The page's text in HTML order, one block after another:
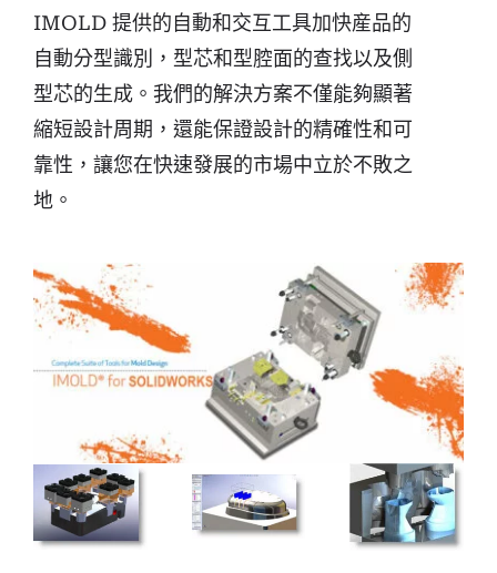
IMOLD 提供的自動和交互工具加快産品的
自動分型識別，型芯和型腔面的查找以及側
型芯的生成。我們的解決方案不僅能夠顯著
縮短設計周期，還能保證設計的精確性和可
靠性，讓您在快速發展的市場中立於不敗之
地。